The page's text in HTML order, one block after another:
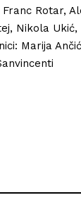
Rotar,
Nikola Ukić,
Marija